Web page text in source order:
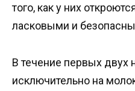
того, как у них
ласковыми и
В течение первых
исключительно на